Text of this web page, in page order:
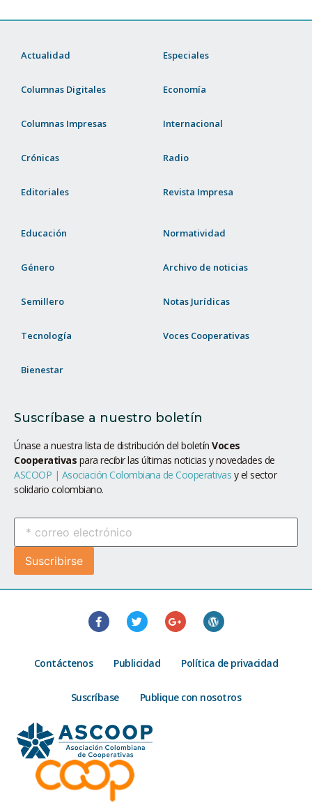
Actualidad
Columnas Digitales
Columnas Impresas
Crónicas
Editoriales
Especiales
Economía
Internacional
Radio
Revista Impresa
Educación
Género
Semillero
Tecnología
Bienestar
Normatividad
Archivo de noticias
Notas Jurídicas
Voces Cooperativas
Suscríbase a nuestro boletín
Únase a nuestra lista de distribución del boletín Voces
Cooperativas para recibir las últimas noticias y novedades de
ASCOOP | Asociación Colombiana de Cooperativas y el sector
solidario colombiano.
Contáctenos Publicidad Política de privacidad
Suscríbase Publique con nosotros